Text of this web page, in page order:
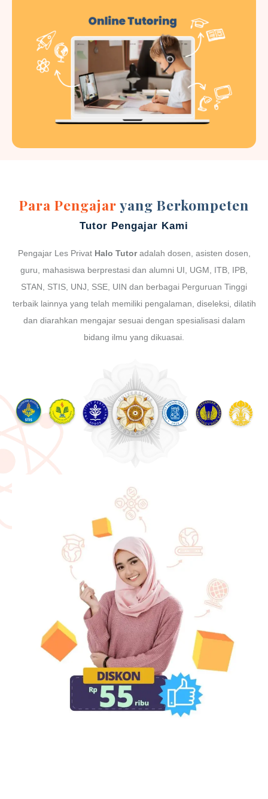
Para Pengajaryang Berkompeten
Tutor Pengajar Kami
Pengajar Les Privat Halo Tutoradalah dosen, asisten dosen,
guru, mahasiswa berprestasi dan alumni UI, UGM, ITB, IPB,
STAN, STIS, UNJ, SSE, UIN dan berbagai Perguruan Tinggi
terbaik lainnya yang telah memiliki pengalaman, diseleksi, dilatih
dan diarahkan mengajar sesuai dengan spesialisasi dalam
bidang ilmu yang dikuasai.